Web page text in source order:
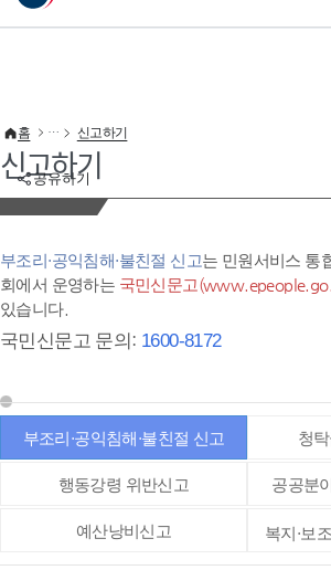
이 누리집은 대한민국 공식 전자정부 누리집입니다.
공유하기
홈 신고하기
신고하기
부조리·공익침해·불친절 신고는 민원서비스 통
회에서 운영하는 국민신문고
있습니다.
국민신문고 문의: 1600-8172
부조리·공익침해·불친절 신고 청
행동강령 위반신고 공공분
예산낭비신고 복지·보